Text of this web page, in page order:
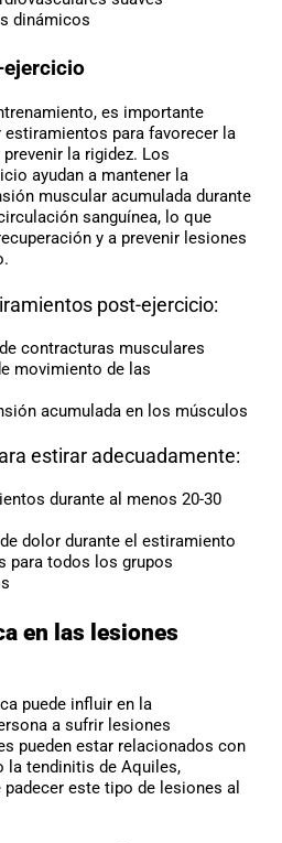
dinámicos
es importante
para favorecer la
la rigidez. Los
ayudan a mantener la
muscular acumulada durante
sanguínea, lo que
y a prevenir lesiones
post-ejercicio:
contracturas musculares
movimiento de las
acumulada en los músculos
estirar adecuadamente:
durante al menos 20-30
dolor durante el estiramiento
para todos los grupos
en las lesiones
puede influir en la
a sufrir lesiones
pueden estar relacionados con
la tendinitis de Aquiles,
este tipo de lesiones al